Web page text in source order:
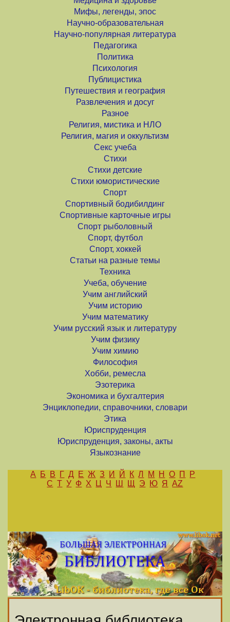
Мифы, легенды, эпос
Научно-образовательная
Научно-популярная литература
Педагогика
Политика
Психология
Публицистика
Путешествия и география
Развлечения и досуг
Разное
Религия, мистика и НЛО
Религия, магия и оккультизм
Секс учеба
Стихи
Стихи детские
Стихи юмористические
Спорт
Спортивный бодибилдинг
Спортивные карточные игры
Спорт рыболовный
Спорт, футбол
Спорт, хоккей
Статьи на разные темы
Техника
Учеба, обучение
Учим английский
Учим историю
Учим математику
Учим русский язык и литературу
Учим физику
Учим химию
Философия
Хобби, ремесла
Эзотерика
Экономика и бухгалтерия
Энциклопедии, справочники, словари
Этика
Юриспруденция
Юриспруденция, законы, акты
Языкознание
А Б В Г Д Е Ж З И Й К Л М Н О П
Р
С Т У Ф Х Ц Ч Ш Щ Э Ю Я AZ